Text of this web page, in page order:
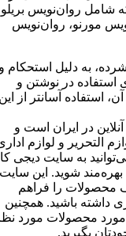
شامل روان‌نویس
مورنو، روان‌نویس
به دلیل استحکام
استفاده در نوشتن و
استفاده آسانتر از
در ایران است و
التحریر و لوازم
به سایت دیجی
بهره‌مند شوید. این سایت
محصولات را فراهم
داشته باشید. همچنین
مورد محصولات مورد
بگیرید.